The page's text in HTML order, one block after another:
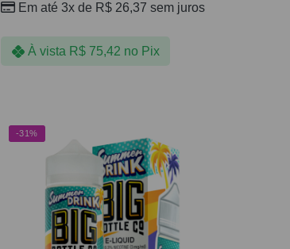
Em até 3x de R$ 26,37 sem juros
À vista R$75,42 no Pix
-31%